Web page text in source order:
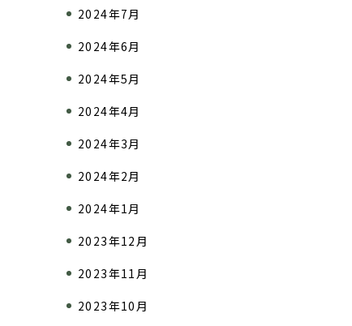
2024年7月
2024年6月
2024年5月
2024年4月
2024年3月
2024年2月
2024年1月
2023年12月
2023年11月
2023年10月